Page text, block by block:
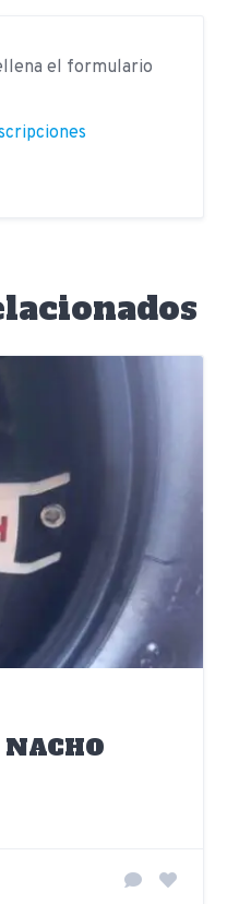
el formulario